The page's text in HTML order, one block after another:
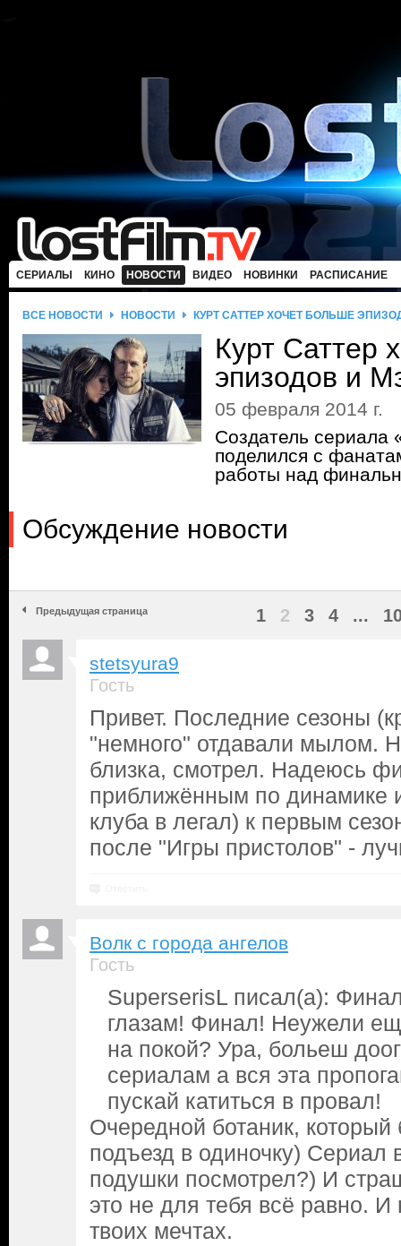
СЕРИАЛЫ КИНО НОВОСТИ ВИДЕО НОВИНКИ РАСПИСАНИЕ
ВСЕ НОВОСТИ НОВОСТИ КУРТ САТТЕР ХОЧЕТ БОЛЬШЕ
Курт Саттер
эпизодов и
05 февраля 2014 г.
Cоздатель
поделился с
работы над
Обсуждение новости
Предыдущая страница 1 2 3 4 ...
stetsyura9
Гость
Привет. Последние сезоны
"немного" отдавали мылом.
близка, смотрел. Надеюсь
приближённым по динамике
клуба в легал) к первым
после "Игры пристолов" -
Волк с города ангелов
Гость
SuperserisL писал(а):
глазам! Финал! Неужели
на покой? Ура, больеш
сериалам а вся эта
пускай катиться в провал!
Очередной ботаник, который
подъезд в одиночку) Сериал
подушки посмотрел?) И
это не для тебя всё равно.
твоих мечтах.